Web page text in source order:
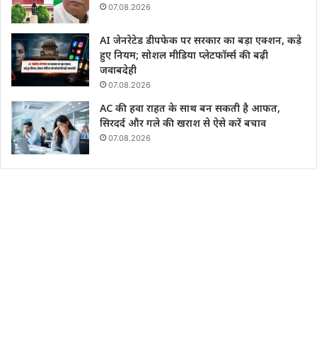
07.08.2026
AI जेनरेटेड डीपफेक पर सरकार का बड़ा एक्शन, कड़े
हुए नियम; सोशल मीडिया प्लेटफॉर्म्स की बढ़ी
जवाबदेही
07.08.2026
AC की हवा राहत के साथ बन सकती है आफत,
सिरदर्द और गले की खराश से ऐसे करें बचाव
07.08.2026